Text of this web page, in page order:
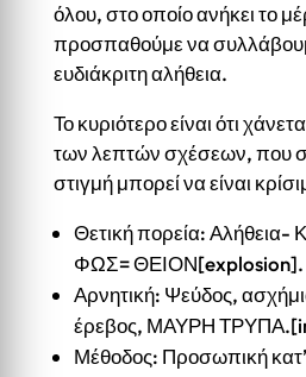
όλου, στο οποίο ανήκει το
προσπαθούμε να
ευδιάκριτη αλήθεια.
Το κυριότερο είναι ότι
των λεπτών σχέσεων, που
στιγμή μπορεί να είναι
Θετική πορεία: Αλήθεια-
ΦΩΣ= ΘΕΙΟΝ[explosion].
Αρνητική: Ψεύδος,
έρεβος, ΜΑΥΡΗ
Μέθοδος: Προσωπική